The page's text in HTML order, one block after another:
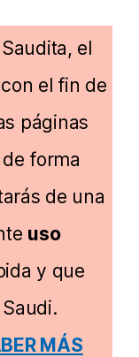
el
el fin de
páginas
forma
de una
uso
y que
MÁS